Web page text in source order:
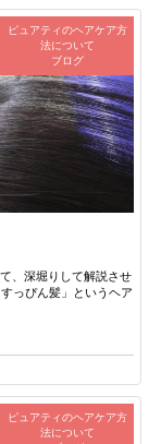
ピュアティのヘアケア方
法について
ブログ
、深堀りして解説させ
っぴん髪」というヘア
ピュアティのヘアケア方
法について